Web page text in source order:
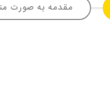
مقدمه به صورت